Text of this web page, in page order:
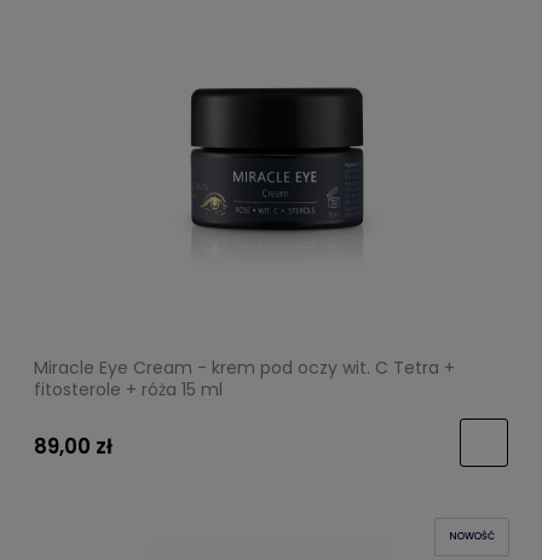
Miracle Eye Cream - krem pod oczy wit. C Tetra +
fitosterole + róża 15 ml
89,00 zł
NOWOŚĆ